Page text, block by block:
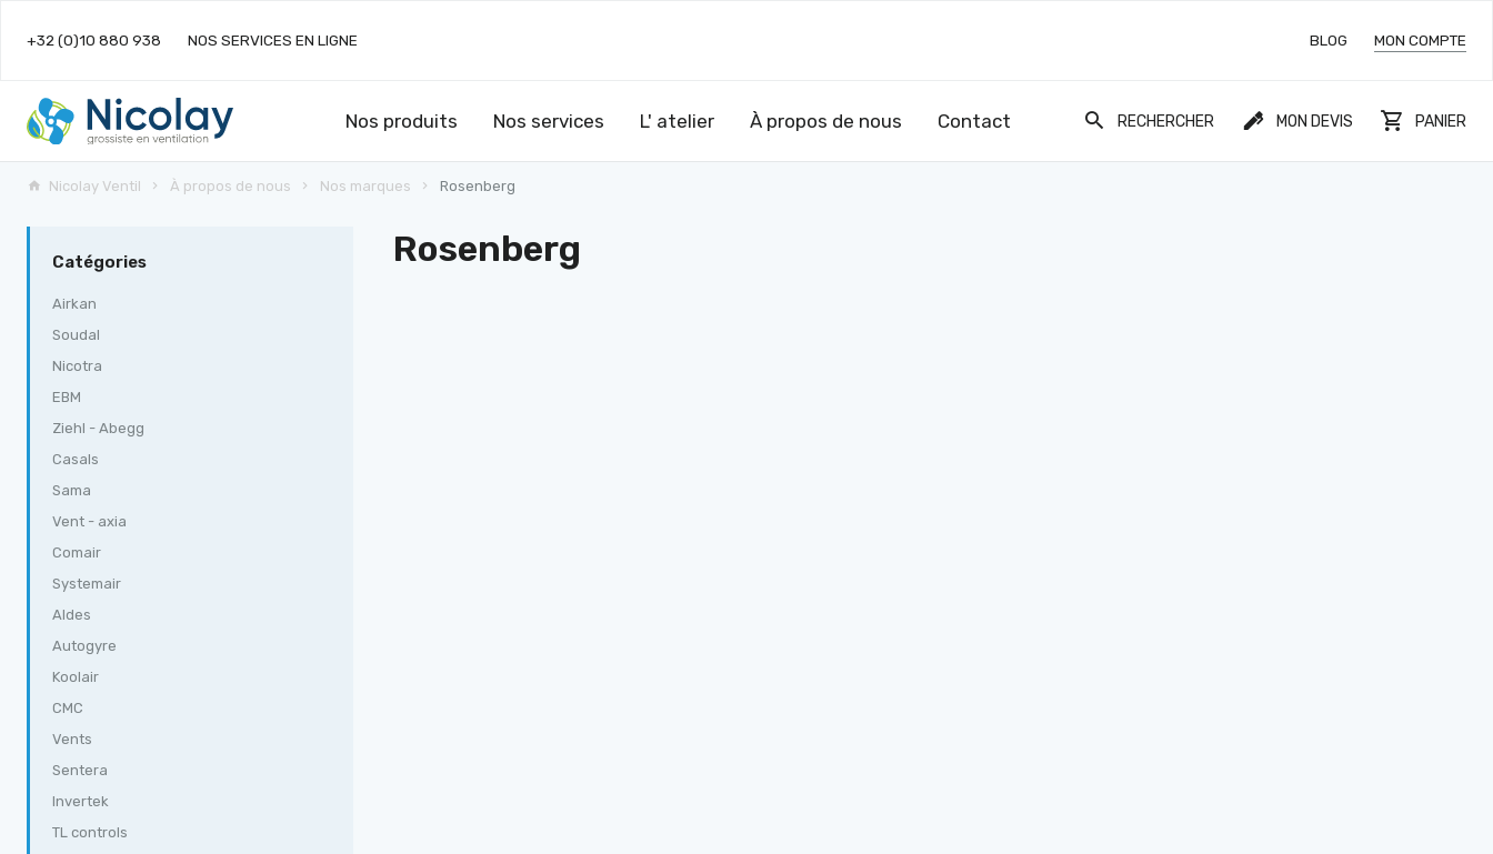
+32 (0)10 880 938 NOS SERVICES EN LIGNE BLOG MON COMPTE
Nos produits Nos services L' atelier À propos de nous Contact RECHERCHER MON DEVIS PANIER
Nicolay Ventil À propos de nous Nos marques Rosenberg
Catégories
Airkan
Soudal
Nicotra
EBM
Ziehl - Abegg
Casals
Sama
Vent - axia
Comair
Systemair
Aldes
Autogyre
Koolair
CMC
Vents
Sentera
Invertek
TL controls
Rosenberg